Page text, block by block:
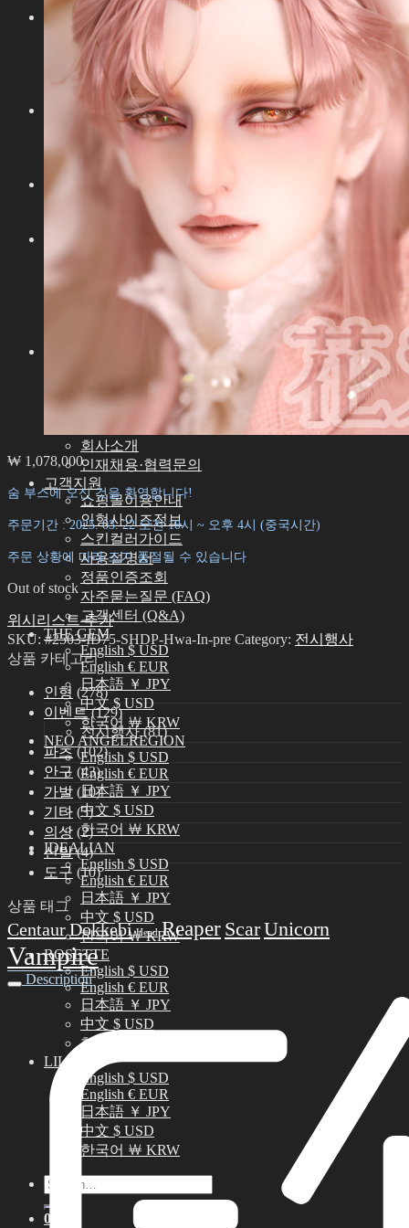
의상
아이딜리언 75 남아
아이딜리언 72 남아
아이딜리언 68 여아
아이딜리언 51 남아
아이딜리언 72/75 남아
아이딜리언 68 여아
아이딜리언 51 남아
기타
기타 악세서리
스탠드ㆍ가방
에스테용품
조립용품
메이크업용품
커스텀용품
아이딜리언 블로그
숨 예술적 공로자
아이딜리언 룩북
회사소개
인재채용·협력문의
고객지원
쇼핑몰이용안내
인형사이즈정보
스킨컬러가이드
사용설명서
정품인증조회
자주묻는질문 (FAQ)
고객센터 (Q&A)
THE GEM
English $ USD
English € EUR
日本語 ￥ JPY
中文 $ USD
한국어 ￦ KRW
NEO ANGELREGION
English $ USD
English € EUR
日本語 ￥ JPY
中文 $ USD
한국어 ￦ KRW
IDEALIAN
English $ USD
English € EUR
日本語 ￥ JPY
中文 $ USD
한국어 ￦ KRW
ROSETTE
English $ USD
English € EUR
日本語 ￥ JPY
中文 $ USD
한국어 ￦ KRW
LILA
English $ USD
English € EUR
日本語 ￥ JPY
中文 $ USD
한국어 ￦ KRW
Search
for:
0
₩ 1,078,000
숨 부스에 오신 것을 환영합니다!
주문기간 : 2025. 03. 22 오전 10시 ~ 오후 4시 (중국시간)
주문 상황에 따라 조기 품절될 수 있습니다
Out of stock
위시리스트 추가
SKU:#2503-ID75-SHDP-Hwa-In-pre Category: 전시행사
상품 카테고리
인형 (278)
이벤트 (129)
전시행사 (81)
파츠 (102)
안구 (43)
가발 (10)
기타 (3)
의상 (2)
신발 (4)
도구 (10)
상품 태그
CentaurDokkebi Head Reaper ScarUnicorn
Vampire
Description